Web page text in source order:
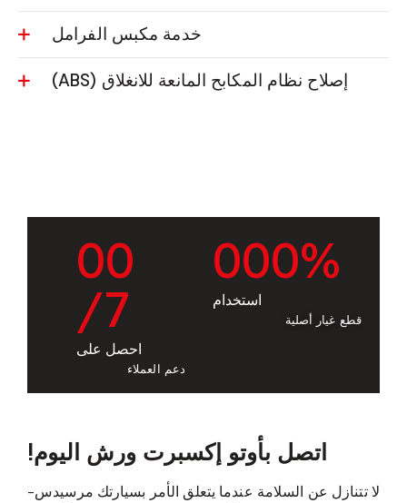
خدمة مكبس الفرامل
إصلاح نظام المكابح المانعة للانغلاق (ABS)
000%
استخدام
قطع غيار أصلية
00
/7
احصل على
دعم العملاء
اتصل بأوتو إكسبرت ورش اليوم!
لا تتنازل عن السلامة عندما يتعلق الأمر بسيارتك مرسيدس-